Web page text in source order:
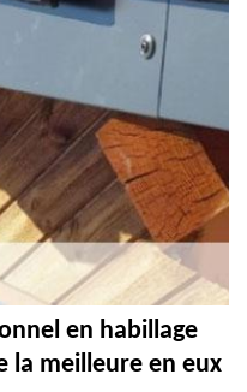
en habillage
la meilleure en eux